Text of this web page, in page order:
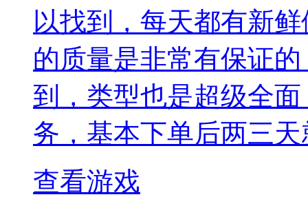
以找到，每天都有新
的质量是非常有保证
到，类型也是超级全
务，基本下单后两三
查看游戏